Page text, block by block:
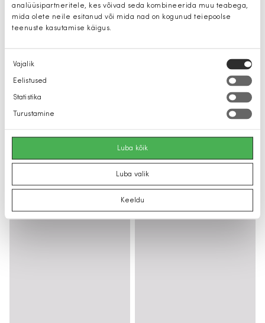
analüüsipartneritele, kes võivad seda kombineerida muu teabega,
mida olete neile esitanud või mida nad on kogunud teiepoolse
teenuste kasutamise käigus.
Nõusoleku
valik
Vajalik
Eelistused
Statistika
Turustamine
Luba kõik
Luba valik
Keeldu